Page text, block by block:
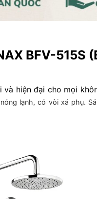
BFV-515S
hiện đại cho mọi
lạnh, có vòi xả phụ.